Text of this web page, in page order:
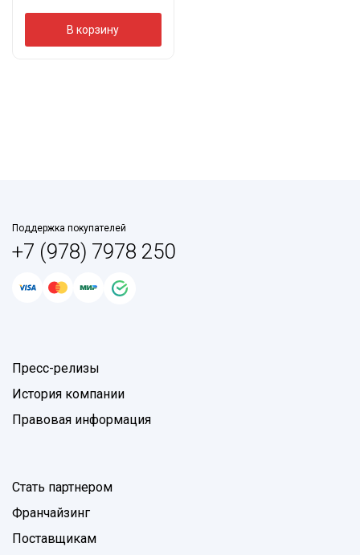
В корзину
Поддержка покупателей
+7 (978) 7978 250
Пресс-релизы
История компании
Правовая информация
Стать партнером
Франчайзинг
Поставщикам